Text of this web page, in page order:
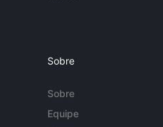
Sobre
Sobre
Equipe